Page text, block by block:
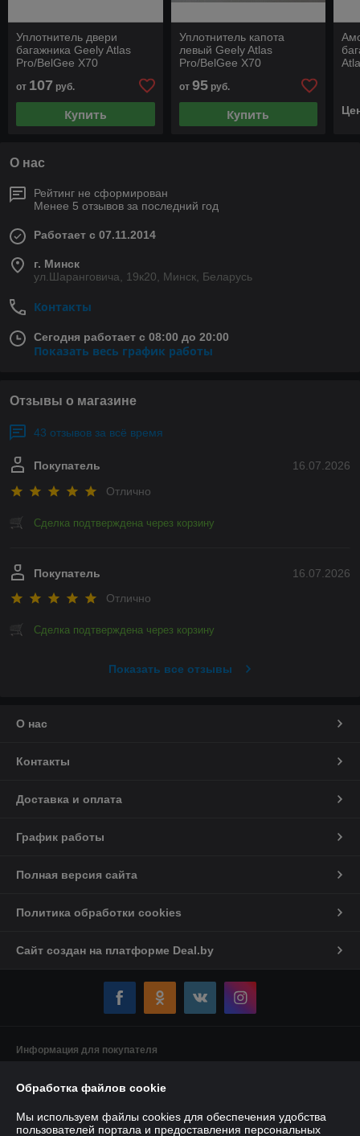
Уплотнитель двери
багажника Geely Atlas
Pro/BelGee X70
от 107 руб.
Купить
Уплотнитель капота
левый Geely Atlas
Pro/BelGee X70
от 95руб.
Купить
О нас
Рейтинг не сформирован
Менее 5 отзывов за последний год
Работает с 07.11.2014
г. Минск
ул.Шаранговича, 19к20, Минск, Беларусь
Контакты
Сегодня работает с 08:00 до 20:00
Показать весь график работы
Отзывы о магазине
43 отзывов за всё время
16.07.2026
Покупатель
Отлично
Сделка подтверждена через корзину
16.07.2026
Покупатель
Отлично
Сделка подтверждена через корзину
Показать все отзывы
О нас
Контакты
Доставка и оплата
График работы
Полная версия сайта
Политика обработки cookies
Сайт создан на платформе Deal.by
Информация для покупателя
предприниматель Якушенко Виктор Леонидович
Регистрационный номер ЕГР: 191897898
Обработка файлов cookie
Мы используем файлы cookies для обеспечения удобства
пользователей портала и предоставления персональных